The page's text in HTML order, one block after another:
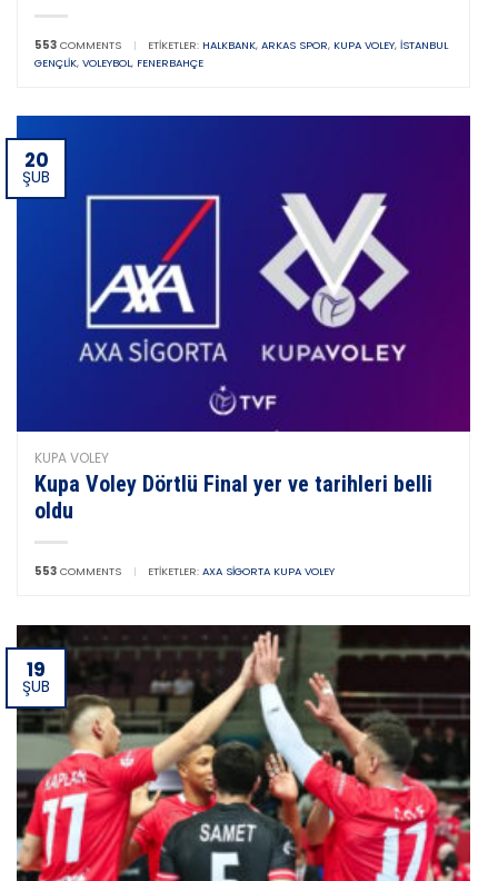
553 COMMENTS | ETIKETLER: HALKBANK, ARKAS SPOR, KUPA VOLEY, İSTANBUL
GENÇLIK, VOLEYBOL, FENERBAHÇE
20
ŞUB
KUPA VOLEY
Kupa Voley Dörtlü Final yer ve tarihleri belli
oldu
553 COMMENTS | ETIKETLER: AXA SIGORTA KUPA VOLEY
19
ŞUB